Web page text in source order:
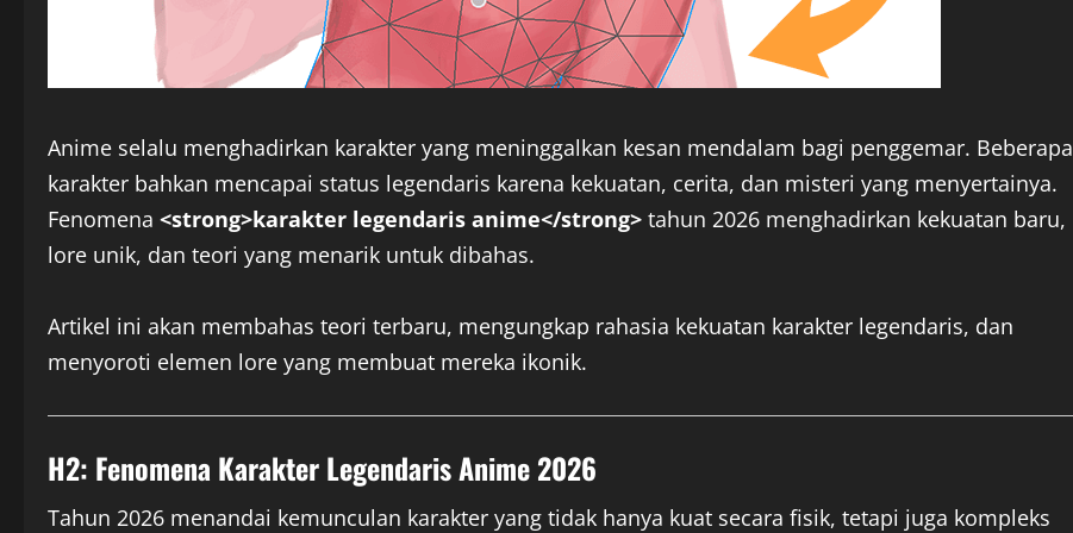
Anime selalu menghadirkan karakter yang meninggalkan kesan mendalam bagi penggemar. Beberapa
karakter bahkan mencapai status legendaris karena kekuatan, cerita, dan misteri yang menyertainya.
Fenomena <strong>karakter legendaris anime</strong> tahun 2026 menghadirkan kekuatan baru,
lore unik, dan teori yang menarik untuk dibahas.
Artikel ini akan membahas teori terbaru, mengungkap rahasia kekuatan karakter legendaris, dan
menyoroti elemen lore yang membuat mereka ikonik.
H2: Fenomena Karakter Legendaris Anime 2026
Tahun 2026 menandai kemunculan karakter yang tidak hanya kuat secara fisik, tetapi juga kompleks